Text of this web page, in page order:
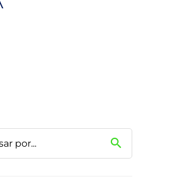
search